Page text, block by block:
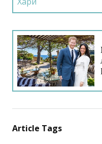
Article Tags